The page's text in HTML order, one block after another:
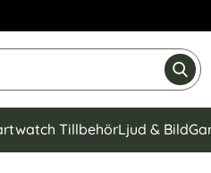
på Narse Group AB
TillbehörLjud & Bild